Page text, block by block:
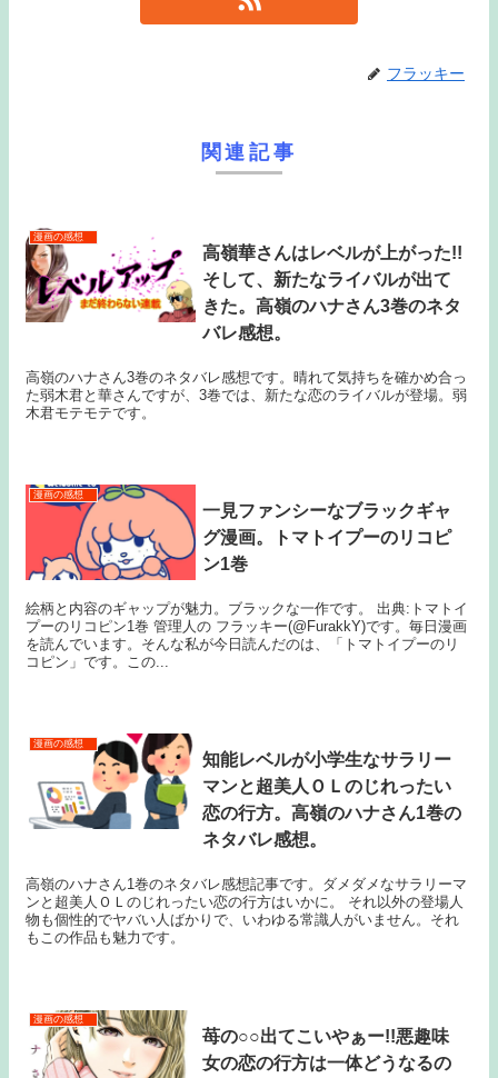
フラッキー
関連記事
漫画の感想
高嶺華さんはレベルが上がった!!
そして、新たなライバルが出て
きた。高嶺のハナさん3巻のネタ
バレ感想。
高嶺のハナさん3巻のネタバレ感想です。晴れて気持ちを確かめ合っ
た弱木君と華さんですが、3巻では、新たな恋のライバルが登場。弱
木君モテモテです。
漫画の感想
一見ファンシーなブラックギャ
グ漫画。トマトイプーのリコピ
ン1巻
絵柄と内容のギャップが魅力。ブラックな一作です。 出典:トマトイ
プーのリコピン1巻 管理人の フラッキー(@FurakkY)です。毎日漫画
を読んでいます。そんな私が今日読んだのは、「トマトイプーのリ
コピン」です。この...
漫画の感想
知能レベルが小学生なサラリー
マンと超美人ＯＬのじれったい
恋の行方。高嶺のハナさん1巻の
ネタバレ感想。
高嶺のハナさん1巻のネタバレ感想記事です。ダメダメなサラリーマ
ンと超美人ＯＬのじれったい恋の行方はいかに。 それ以外の登場人
物も個性的でヤバい人ばかりで、いわゆる常識人がいません。それ
もこの作品も魅力です。
漫画の感想
苺の○○出てこいやぁー!!悪趣味
女の恋の行方は一体どうなるの